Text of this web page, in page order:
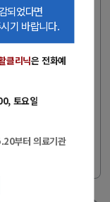
되었다면
기 바랍니다.
클리닉은 전화예
토요일
부터 의료기관
, 전화예약센터
기 바랍니다.
24>실명등록 바로